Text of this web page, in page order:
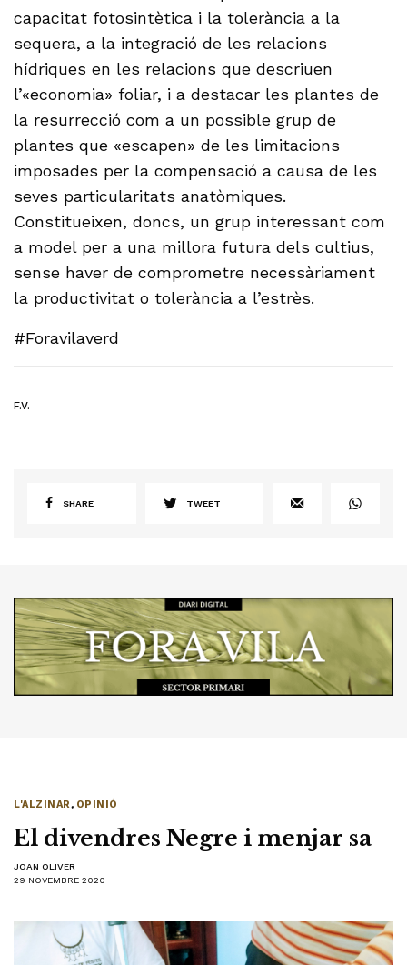
capacitat fotosintètica i la tolerància a la
sequera, a la integració de les relacions
hídriques en les relacions que descriuen
l’«economia» foliar, i a destacar les plantes de
la resurrecció com a un possible grup de
plantes que «escapen» de les limitacions
imposades per la compensació a causa de les
seves particularitats anatòmiques.
Constitueixen, doncs, un grup interessant com
a model per a una millora futura dels cultius,
sense haver de comprometre necessàriament
la productivitat o tolerància a l’estrès.
#Foravilaverd
F.V.
SHARE TWEET
L'ALZINAR, OPINIÓ
El divendres Negre i menjar sa
JOAN OLIVER
29 NOVEMBRE 2020